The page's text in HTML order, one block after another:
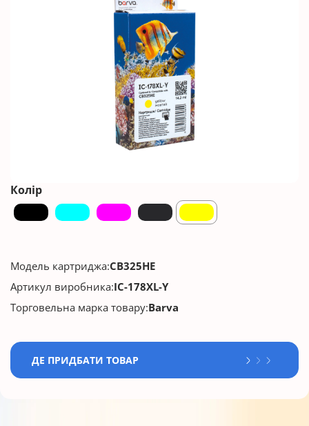
Колір
Модель картриджа:CB325HE
Артикул виробника:IC-178XL-Y
Торговельна марка товару:Barva
ДЕ ПРИДБАТИ ТОВАР